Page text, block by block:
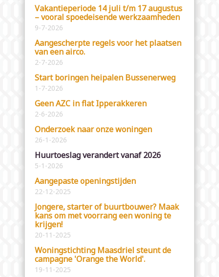
Vakantieperiode 14 juli t/m 17 augustus
– vooral spoedeisende werkzaamheden
9-7-2026
Aangescherpte regels voor het plaatsen
van een airco.
2-7-2026
Start boringen heipalen Bussenerweg
1-7-2026
Geen AZC in flat Ipperakkeren
2-6-2026
Onderzoek naar onze woningen
26-1-2026
Huurtoeslag verandert vanaf 2026
5-1-2026
Aangepaste openingstijden
22-12-2025
Jongere, starter of buurtbouwer? Maak
kans om met voorrang een woning te
krijgen!
20-11-2025
Woningstichting Maasdriel steunt de
campagne 'Orange the World'.
19-11-2025